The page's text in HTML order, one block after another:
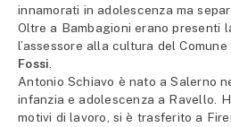
innamorati in adolescenza ma
Oltre a Bambagioni erano presenti
l’assessore alla cultura del Comune
Fossi
Antonio Schiavo è nato a Salerno
infanzia e adolescenza a Ravello.
motivi di lavoro, si è trasferito a